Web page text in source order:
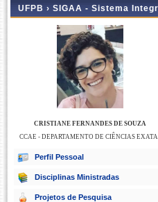
UFPB › SIGAA - Sistema
CRISTIANE FERNANDES DE SOUZA
CCAE - DEPARTAMENTO DE CIÊNCIAS
Perfil Pessoal
Disciplinas Ministradas
Projetos de Pesquisa